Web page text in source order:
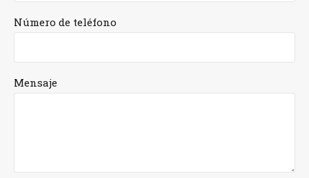
Número de teléfono
Mensaje